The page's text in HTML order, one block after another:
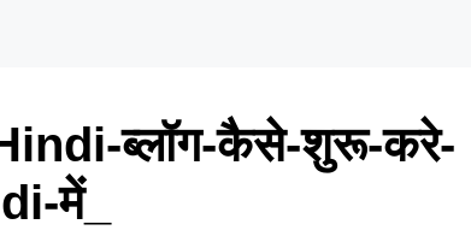
ब्लॉग-कैसे-शुरू-करे-
में_